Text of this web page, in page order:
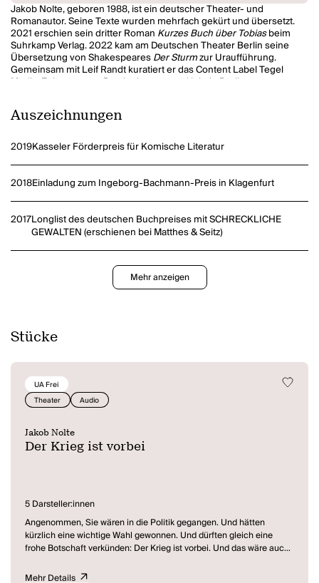
Jakob Nolte, geboren 1988, ist ein deutscher Theater- und
Romanautor. Seine Texte wurden mehrfach gekürt und übersetzt.
2021 erschien sein dritter Roman Kurzes Buch über Tobiasbeim
Suhrkamp Verlag. 2022 kam am Deutschen Theater Berlin seine
Übersetzung von ShakespearesDer Sturmzur Uraufführung.
Gemeinsam mit Leif Randt kuratiert er das Content Label Tegel
Media. Er kommt aus Barsinghausen und lebt in Berlin.
Auszeichnungen
2019Kasseler Förderpreis für Komische Literatur
2018Einladung zum Ingeborg-Bachmann-Preis in Klagenfurt
2017Longlist des deutschen Buchpreises mit SCHRECKLICHE
GEWALTEN (erschienen bei Matthes & Seitz)
Mehr anzeigen
Stücke
UA Frei
Theater
Audio
Jakob Nolte
Der Krieg ist vorbei
5 Darsteller:innen
Angenommen, Sie wären in die Politik gegangen. Und hätten
kürzlich eine wichtige Wahl gewonnen. Und dürften gleich eine
frohe Botschaft verkünden: Der Krieg ist vorbei. Und das wäre auch
Ecken etwas schwelend und insgesamt natürlich viele Tote,
Mehr Details